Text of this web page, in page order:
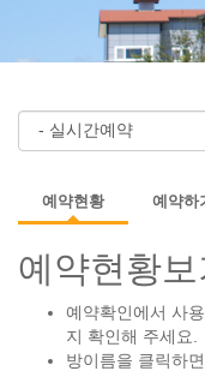
예약현황 예약하
예약현황보
예약확인에서 사
지 확인해 주세요.
방이름을 클릭하